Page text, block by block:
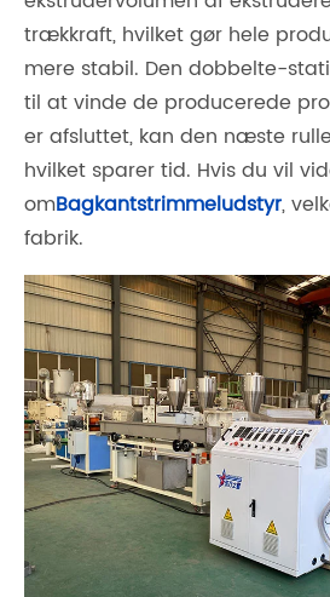
trækkraft, hvilket gør hele
mere stabil. Den dobbelte-
til at vinde de producerede
er afsluttet, kan den næste
hvilket sparer tid. Hvis du vil
omBagkantstrimmeludstyr,
fabrik.